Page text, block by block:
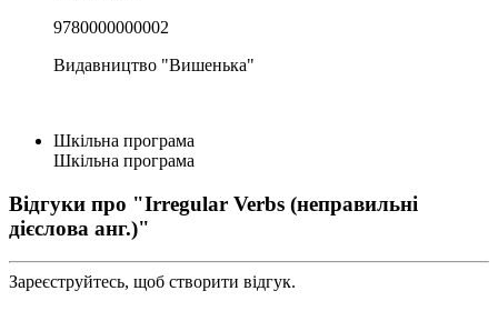
9780000000002
Видавництво "Вишенька"
Шкільна програма
Шкільна програма
Відгуки про "Irregular Verbs (неправильні
дієслова анг.)"
Зареєструйтесь, щоб створити відгук.